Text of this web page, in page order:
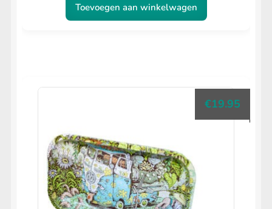
Toevoegen aan winkelwagen
€19.95